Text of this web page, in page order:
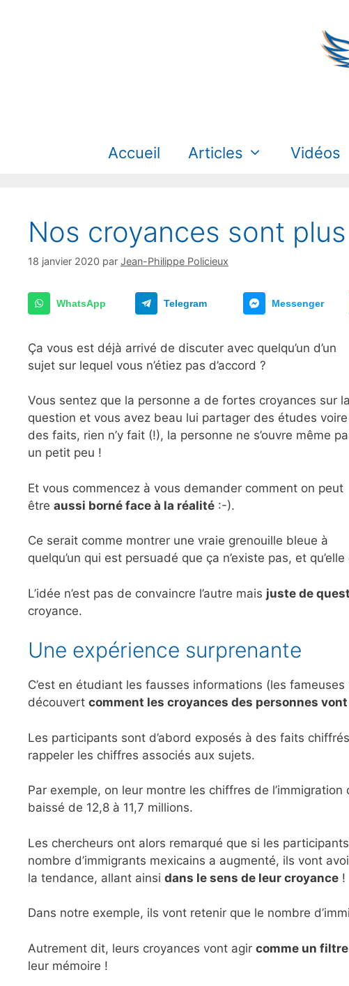
Accueil Articles Vidéos
Nos croyances sont
18 janvier 2020 par Jean-Philippe Policieux
WhatsApp Telegram Messenger
Ça vous est déjà arrivé de discuter avec quelqu’un d’un
sujet sur lequel vous n’étiez pas d’accord ?
Vous sentez que la personne a de fortes croyances sur la
question et vous avez beau lui partager des études voire
des faits, rien n’y fait (!), la personne ne s’ouvre même
un petit peu !
Et vous commencez à vous demander comment on peut
être aussi borné face à la réalité :-).
Ce serait comme montrer une vraie grenouille bleue à
quelqu’un qui est persuadé que ça n’existe pas, et
L’idée n’est pas de convaincre l’autre mais juste de
croyance.
Une expérience surprenante
C’est en étudiant les fausses informations (les
découvert comment les croyances des personnes
Les participants sont d’abord exposés à des faits
rappeler les chiffres associés aux sujets.
Par exemple, on leur montre les chiffres de
baissé de 12,8 à 11,7 millions.
Les chercheurs ont alors remarqué que si les
nombre d’immigrants mexicains a augmenté, ils vont
la tendance, allant ainsi dans le sens de leur croyance !
Dans notre exemple, ils vont retenir que le nombre
Autrement dit, leurs croyances vont agir comme un
leur mémoire !